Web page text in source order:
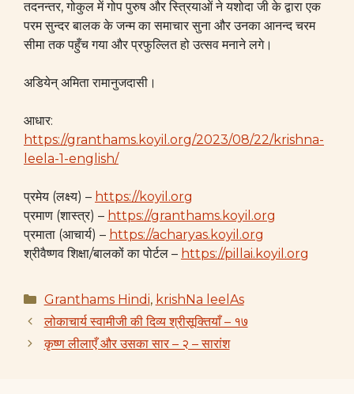
तदनन्तर, गोकुल में गोप पुरुष और स्त्रियाओं ने यशोदा जी के द्वारा एक
परम सुन्दर बालक के जन्म का समाचार सुना और उनका आनन्द चरम
सीमा तक पहुँच गया और प्रफुल्लित हो उत्सव मनाने लगे।
अडियेन् अमिता रामानुजदासी।
आधार:
https://granthams.koyil.org/2023/08/22/krishna-
leela-1-english/
प्रमेय (लक्ष्य) – https://koyil.org
प्रमाण (शास्त्र) – https://granthams.koyil.org
प्रमाता (आचार्य) – https://acharyas.koyil.org
श्रीवैष्णव शिक्षा/बालकों का पोर्टल – https://pillai.koyil.org
Categories
Granthams Hindi, krishNa leelAs
लोकाचार्य स्वामीजी की दिव्य श्रीसूक्तियाँ – १७
कृष्ण लीलाएँ और उसका सार – २ – सारांश